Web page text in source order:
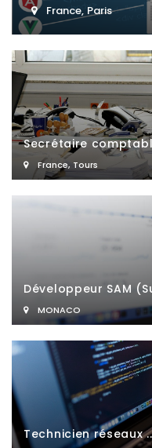
France, Paris
Secrétaire
France, Tours
Développeur SAM
MONACO
Technicien réseaux